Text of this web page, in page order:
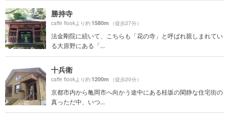
勝持寺
caffe flookより約1580m （徒歩27分）
法金剛院に続いて、こちらも「花の寺」と呼ばれ親しまれてい
る大原野にある「...
十兵衛
caffe flookより約1200m （徒歩20分）
京都市内から亀岡市へ向かう途中にある桂坂の閑静な住宅街の
真っただ中、いつ...